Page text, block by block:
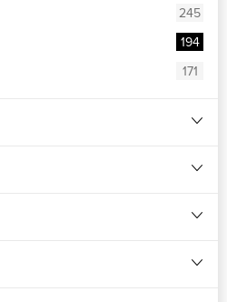
245
194
171